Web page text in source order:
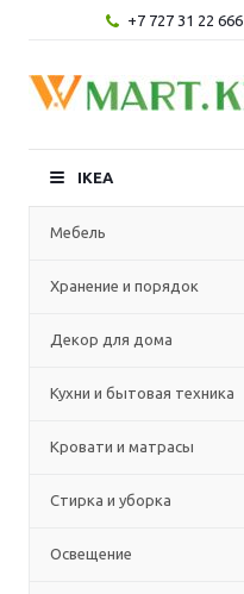
+7 727 31 22 666
IKEA
Мебель
Хранение и порядок
Декор для дома
Кухни и бытовая техника
Кровати и матрасы
Стирка и уборка
Освещение